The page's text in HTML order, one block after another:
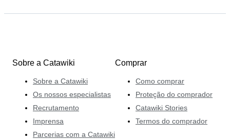
Sobre a Catawiki
Sobre a Catawiki
Os nossos especialistas
Recrutamento
Imprensa
Parcerias com a Catawiki
Comprar
Como comprar
Proteção do comprador
Catawiki Stories
Termos do comprador